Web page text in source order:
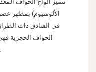
تتميز ألواح الحواف
الألومنيوم) بمظهر
في الفنادق ذات
الحواف الحجرية
للأماكن العامة مثل الردهات والممرات.